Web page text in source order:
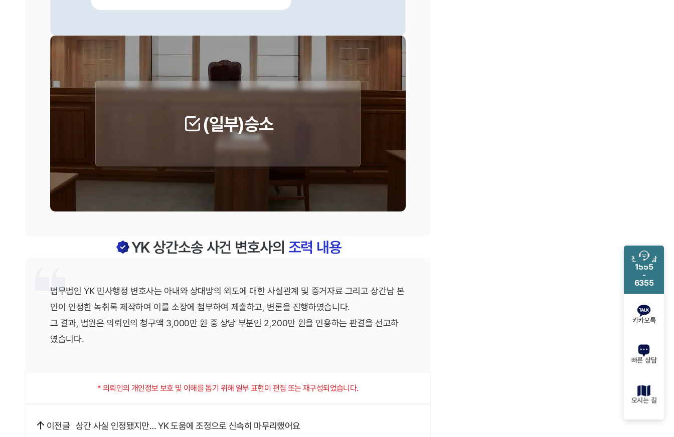
전화 상담
1555
-
6355
카카오톡
빠른 상담
오시는 길
(일부)승소
YK 상간소송 사건 변호사의 조력 내용
법무법인 YK 민사행정 변호사는 아내와 상대방의 외도에 대한 사실관계 및 증거자료 그리고 상간남 본
인이 인정한 녹취록 제작하여 이를 소장에 첨부하여 제출하고, 변론을 진행하였습니다.
그 결과, 법원은 의뢰인의 청구액 3,000만 원 중 상당 부분인 2,200만 원을 인용하는 판결을 선고하
였습니다.
* 의뢰인의 개인정보 보호 및 이해를 돕기 위해 일부 표현이 편집 또는 재구성되었습니다.
이전글 상간 사실 인정됐지만… YK 도움에 조정으로 신속히 마무리했어요